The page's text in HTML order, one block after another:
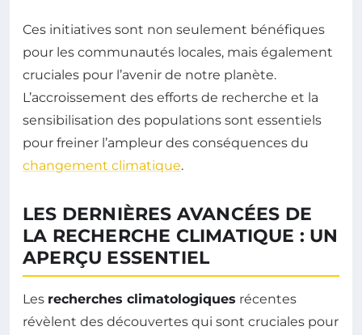
Ces initiatives sont non seulement bénéfiques
pour les communautés locales, mais également
cruciales pour l’avenir de notre planète.
L’accroissement des efforts de recherche et la
sensibilisation des populations sont essentiels
pour freiner l’ampleur des conséquences du
changement climatique.
LES DERNIÈRES AVANCÉES DE
LA RECHERCHE CLIMATIQUE : UN
APERÇU ESSENTIEL
Les recherches climatologiques récentes
révèlent des découvertes qui sont cruciales pour